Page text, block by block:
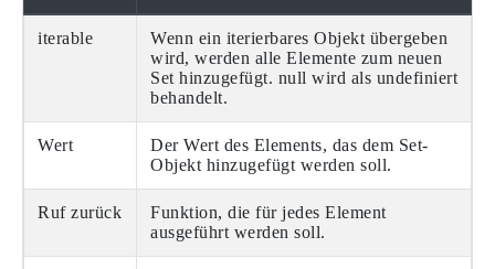
iterable
Wenn ein iterierbares Objekt übergeben
wird, werden alle Elemente zum neuen
Set hinzugefügt. null wird als undefiniert
behandelt.
Wert
Der Wert des Elements, das dem Set-
Objekt hinzugefügt werden soll.
Ruf zurück
Funktion, die für jedes Element
ausgeführt werden soll.